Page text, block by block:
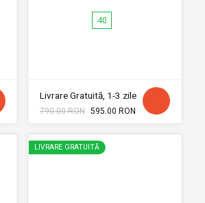
40
Livrare Gratuită, 1-3 zile
790.00 RON 595.00 RON
LIVRARE GRATUITĂ